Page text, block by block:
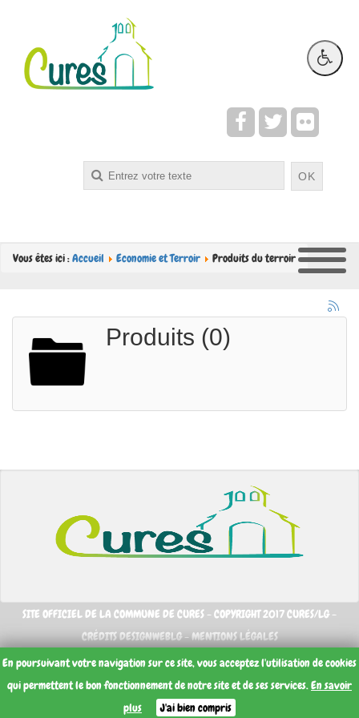
OK
Vous êtes ici :Accueil Economie et Terroir Produits du terroir
Produits (0)
SITE OFFICIEL DE LA COMMUNE DE CURES - COPYRIGHT 2017 CURES/LG -
CRÉDITS DESIGNWEBLG -MENTIONS LÉGALES
En poursuivant votre navigation sur ce site, vous acceptez l'utilisation de cookies
qui permettent le bon fonctionnement de notre site et de ses services.En savoir
plus
J'ai bien compris